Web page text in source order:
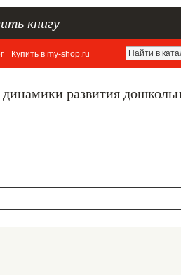
книгу
Купить в my-shop.ru
развития